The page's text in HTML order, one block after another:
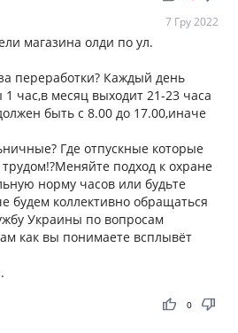
7 Гру 2022
магазина олди по ул.
переработки? Каждый день
час,в месяц выходит 21-23 часа
быть с 8.00 до 17.00,иначе
Где отпускные которые
подход к охране
норму часов или будьте
будем коллективно обращаться
Украины по вопросам
как вы понимаете всплывёт
thumb_up thumb_down
0